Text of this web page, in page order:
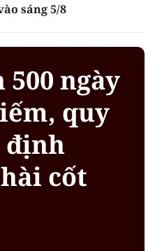
sáng 5/8
ngày
quy
định
cốt